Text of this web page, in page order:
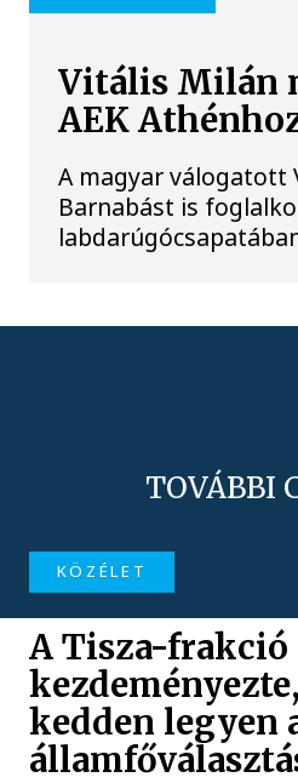
Vitális Milán
AEK
A magyar válogatott
Barnabást is
TOVÁBBI
KÖZÉLET
A Tisza-frakció
kedden legyen